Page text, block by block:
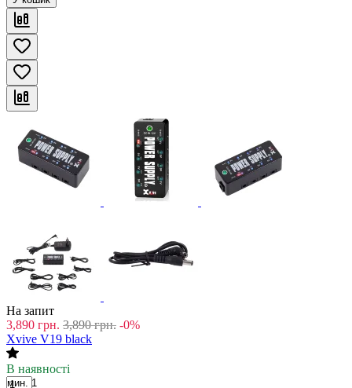
На запит
3,890 грн. 3,890 грн. -0%
Xvive V19 black
В наявності
мин. 1